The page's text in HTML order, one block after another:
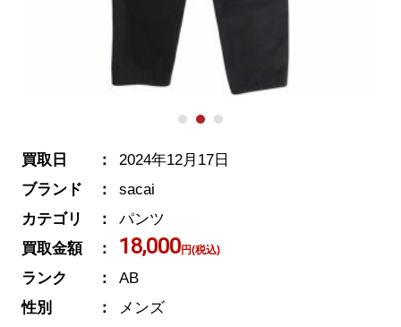
買取日
2024年12月17日
ブランド
sacai
カテゴリ
パンツ
買取金額
18,000円(税込)
ランク
AB
性別
メンズ